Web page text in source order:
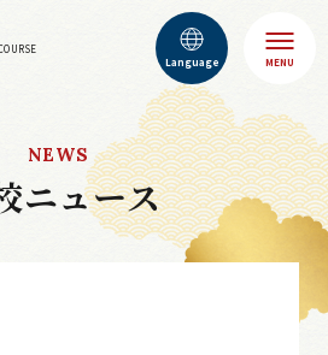
Language
MENU
NEWS
ニュース